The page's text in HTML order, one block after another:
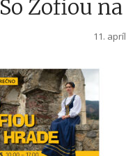
So Žofiou
11.